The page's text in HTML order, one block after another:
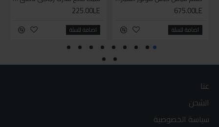
675.00LE
اضافة للسلة
225.00LE
اضافة للسلة
عنا
الشحن
سياسة الخصوصية